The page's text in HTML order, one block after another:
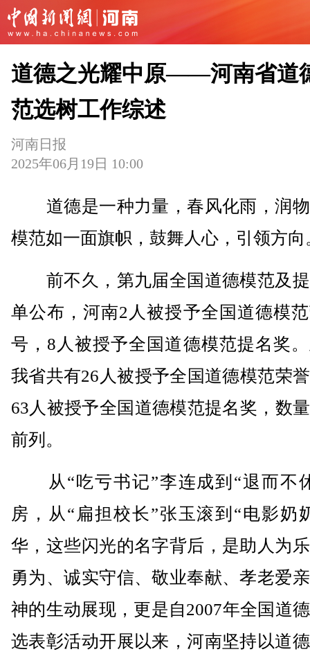
道德之光耀中原——河南省道
范选树工作综述
河南日报
2025年06月19日 10:00
道德是一种力量，春风化雨，润
模范如一面旗帜，鼓舞人心，引领方向
前不久，第九届全国道德模范及
单公布，河南2人被授予全国道德模
号，8人被授予全国道德模范提名奖
我省共有26人被授予全国道德模范荣
63人被授予全国道德模范提名奖，数
前列。
从“吃亏书记”李连成到“退而不
房，从“扁担校长”张玉滚到“电影奶
华，这些闪光的名字背后，是助人为
勇为、诚实守信、敬业奉献、孝老爱
神的生动展现，更是自2007年全国道
选表彰活动开展以来，河南坚持以道